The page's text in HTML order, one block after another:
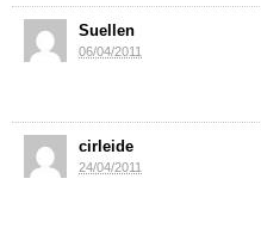
Suellen
06/04/2011
cirleide
24/04/2011